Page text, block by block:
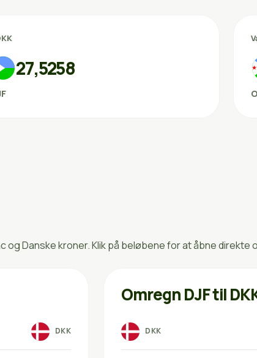
27,5258
Danske kroner. Klik på beløbene for at åbne direkte
DKK
Omregn DJF til
DKK